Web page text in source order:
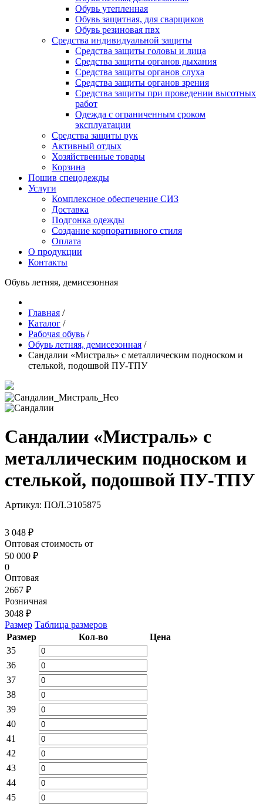
Обувь утепленная
Обувь защитная, для сварщиков
Обувь резиновая пвх
Средства индивидуальной защиты
Средства защиты головы и лица
Средства защиты органов дыхания
Средства защиты органов слуха
Средства защиты органов зрения
Средства защиты при проведении высотных
работ
Одежда с ограниченным сроком
эксплуатации
Средства защиты рук
Активный отдых
Хозяйственные товары
Корзина
Пошив спецодежды
Услуги
Комплексное обеспечение СИЗ
Доставка
Подгонка одежды
Создание корпоративного стиля
Оплата
О продукции
Контакты
Обувь летняя, демисезонная
Главная /
Каталог /
Рабочая обувь /
Обувь летняя, демисезонная /
Сандалии «Мистраль» с металлическим подноском и
стелькой, подошвой ПУ-ТПУ
Сандалии «Мистраль» с
металлическим подноском и
стелькой, подошвой ПУ-ТПУ
Артикул: ПОЛ.Э105875
3 048 ₽
Оптовая стоимость от
50 000 ₽
0
Оптовая
2667 ₽
Розничная
3048 ₽
Размер Таблица размеров
Размер
Кол-во
Цена
35
36
37
38
39
40
41
42
43
44
45